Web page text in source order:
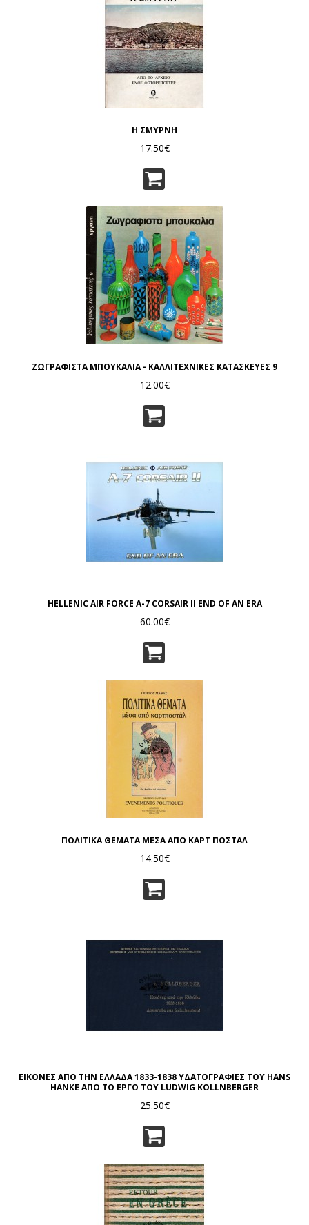
Η ΣΜΥΡΝΗ
17.50€
ΖΩΓΡΑΦΙΣΤΑ ΜΠΟΥΚΑΛΙΑ - ΚΑΛΛΙΤΕΧΝΙΚΕΣ ΚΑΤΑΣΚΕΥΕΣ 9
12.00€
HELLENIC AIR FORCE A-7 CORSAIR II END OF AN ERA
60.00€
ΠΟΛΙΤΙΚΑ ΘΕΜΑΤΑ ΜΕΣΑ ΑΠΟ ΚΑΡΤ ΠΟΣΤΑΛ
14.50€
ΕΙΚΟΝΕΣ ΑΠΟ ΤΗΝ ΕΛΛΑΔΑ 1833-1838 ΥΔΑΤΟΓΡΑΦΙΕΣ ΤΟΥ HANS
HANKE ΑΠΟ ΤΟ ΕΡΓΟ ΤΟΥ LUDWIG KOLLNBERGER
25.50€